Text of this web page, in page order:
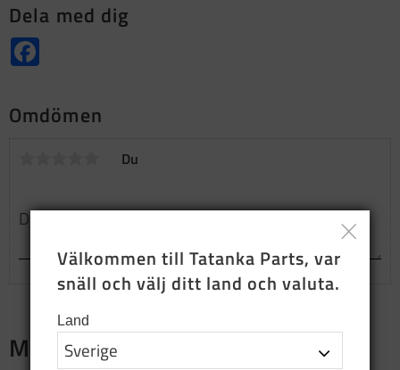
Dela med dig
Omdömen
Du
Merch
Välkommen till Tatanka Parts, var
snäll och välj ditt land och valuta.
Land